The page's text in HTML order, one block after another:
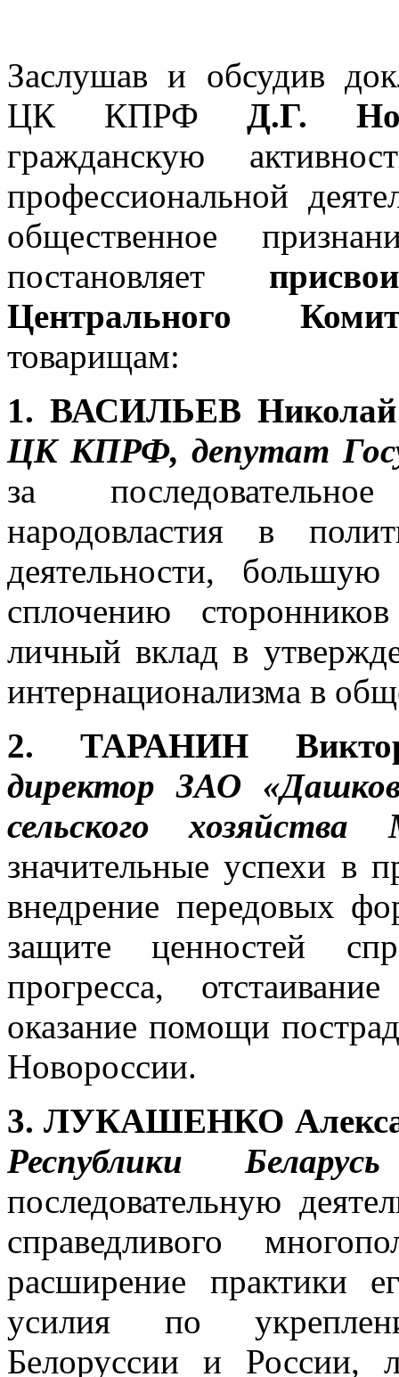
Заслушав и обсудив
ЦК КПРФД.Г.
гражданскую
профессиональной
общественное
постановляет
Центрального
товарищам:
1. ВАСИЛЬЕВ
ЦК КПРФ, депутат
за
народовластия в
деятельности,
сплочению
личный вклад в
интернационализма в
2. ТАРАНИН
директор ЗАО
сельского хозяйства
значительные успехи в
внедрение передовых
защите ценностей
прогресса,
оказание помощи
Новороссии.
3. ЛУКАШЕНКО
Республики Беларусь
последовательную
справедливого
расширение практики
усилия по
Белоруссии и России,